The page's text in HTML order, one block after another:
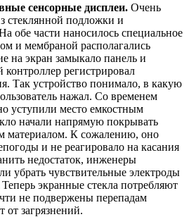
сенсорные дисплеи. Очень
стеклянной подложки и
обе части наносилось специальное
и мембраной располагались
на экран замыкало панель и
регистрировал
Так устройство понимало, в какую
нажал. Со временем
уступили место емкостным
начали напрямую покрывать
материалом. К сожалению, оно
и не реагировало на касания
недостаток, инженеры
убрать чувствительные электроды
экранные стекла потребляют
не подвержены перепадам
от загрязнений.